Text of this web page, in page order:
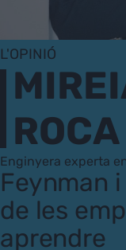
L'OPINIÓ
ROCA
Enginyera experta
Feynman
de les
aprendre